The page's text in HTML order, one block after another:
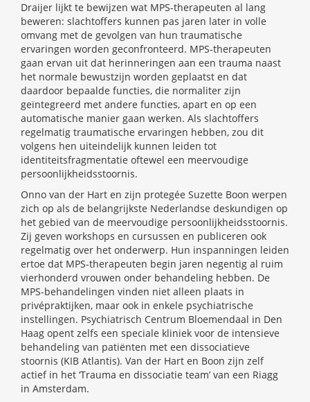
Draijer lijkt te bewijzen wat MPS-therapeuten al lang
beweren: slachtoffers kunnen pas jaren later in volle
omvang met de gevolgen van hun traumatische
ervaringen worden geconfronteerd. MPS-therapeuten
gaan ervan uit dat herinneringen aan een trauma naast
het normale bewustzijn worden geplaatst en dat
daardoor bepaalde functies, die normaliter zijn
geïntegreerd met andere functies, apart en op een
automatische manier gaan werken. Als slachtoffers
regelmatig traumatische ervaringen hebben, zou dit
volgens hen uiteindelijk kunnen leiden tot
identiteitsfragmentatie oftewel een meervoudige
persoonlijkheidsstoornis.
Onno van der Hart en zijn protegée Suzette Boon werpen
zich op als de belangrijkste Nederlandse deskundigen op
het gebied van de meervoudige persoonlijkheidsstoornis.
Zij geven workshops en cursussen en publiceren ook
regelmatig over het onderwerp. Hun inspanningen leiden
ertoe dat MPS-therapeuten begin jaren negentig al ruim
vierhonderd vrouwen onder behandeling hebben. De
MPS-behandelingen vinden niet alleen plaats in
privépraktijken, maar ook in enkele psychiatrische
instellingen. Psychiatrisch Centrum Bloemendaal in Den
Haag opent zelfs een speciale kliniek voor de intensieve
behandeling van patiënten met een dissociatieve
stoornis (KIB Atlantis). Van der Hart en Boon zijn zelf
actief in het ‘Trauma en dissociatie team’ van een Riagg
in Amsterdam.